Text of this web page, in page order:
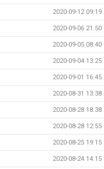
2020-09-12 09:19
2020-09-06 21:50
2020-09-05 08:40
2020-09-04 13:25
2020-09-01 16:45
2020-08-31 13:38
2020-08-28 18:38
2020-08-28 12:55
2020-08-25 19:15
2020-08-24 14:15